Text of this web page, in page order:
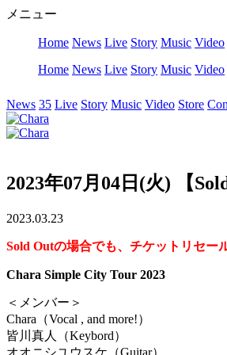
メニュー
Home News Live Story Music Video
Home News Live Story Music Video
News 35 Live Story Music Video Store
2023年07月04日(火) 【
2023.03.23
Sold Outの場合でも、チケットリセー
Chara Simple City Tour 2023
＜メンバー＞
Chara（Vocal , and more!）
皆川真人（Keybord）
オオニシユウスケ（Guitar）